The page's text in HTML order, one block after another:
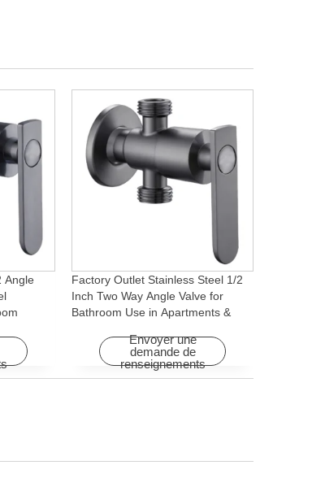
Angle
Factory Outlet Stainless Steel 1/2
Inch Two Way Angle Valve for
Bathroom Use in Apartments &
Envoyer une
demande de
renseignements